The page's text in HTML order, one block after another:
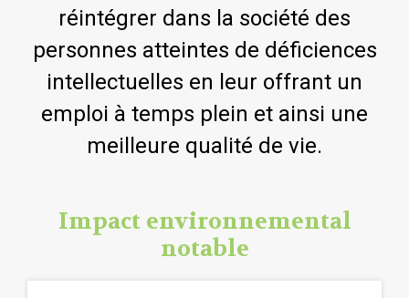
réintégrer dans la société des
personnes atteintes de déficiences
intellectuelles en leur offrant un
emploi à temps plein et ainsi une
meilleure qualité de vie.
Impact environnemental
notable